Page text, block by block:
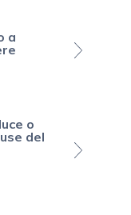
a
o
del